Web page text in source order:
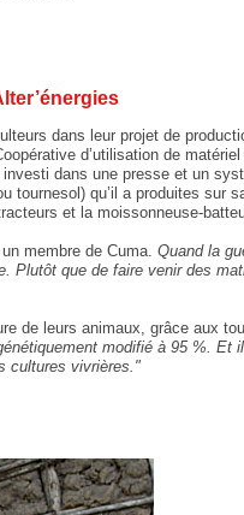
dans leur projet de
d’utilisation de
dans une presse et un
tournesol) qu’il a produites sur
et la moissonneuse-
un membre de Cuma. Quand la
Plutôt que de faire venir des
de leurs animaux, grâce aux
modifié à 95 %. Et
cultures vivrières."